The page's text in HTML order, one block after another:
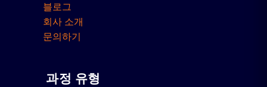
블로그
회사 소개
문의하기
과정 유형